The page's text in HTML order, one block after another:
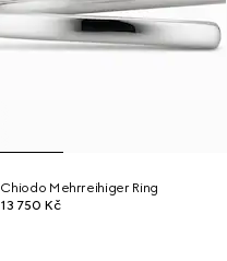
Chiodo Mehrreihiger Ring
13 750 Kč